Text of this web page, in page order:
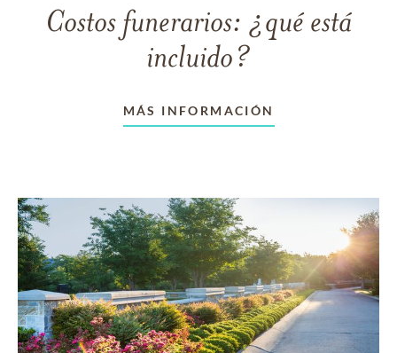
Costos funerarios: ¿qué está
incluido?
MÁS INFORMACIÓN